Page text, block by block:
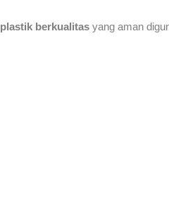
plastik berkualitas yang aman